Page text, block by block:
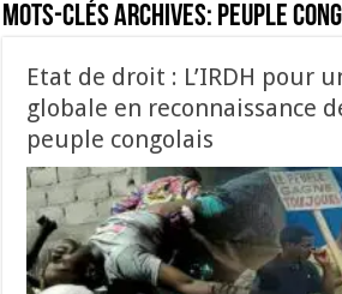
Mots-clés Archives: peuple
Etat de droit : L’IRDH pour
globale en reconnaissance
peuple congolais